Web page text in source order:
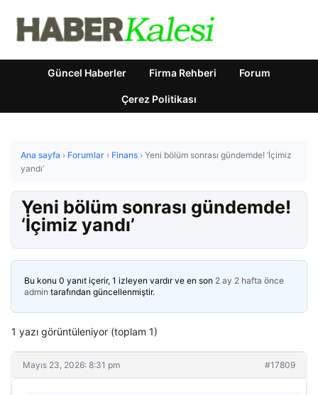
Güncel Haberler Firma Rehberi Forum
Çerez Politikası
Ana sayfa › Forumlar › Finans › Yeni bölüm sonrası gündemde! ‘İçimiz
yandı’
Yeni bölüm sonrası gündemde!
‘İçimiz yandı’
Bu konu 0 yanıt içerir, 1 izleyen vardır ve en son 2 ay 2 hafta önce
admin tarafından güncellenmiştir.
1 yazı görüntüleniyor (toplam 1)
Mayıs 23, 2026: 8:31 pm #17809